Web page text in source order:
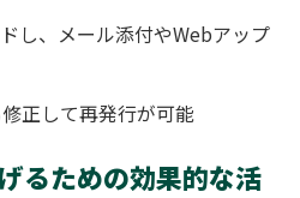
し、メール添付やWebアップ
正して再発行が可能
るための効果的な活